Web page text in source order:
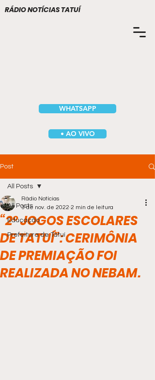
WHATSAPP
RÁDIO NOTÍCIAS TATUÍ
• AO VIVO
Post
All Posts
Educação
Prefeitura de Tatuí
All Posts
“2º JOGOS ESCOLARES
DE TATUÍ”: CERIMÔNIA
DE PREMIAÇÃO FOI
REALIZADA NO NEBAM.
Rádio Notícias
3 de nov. de 2022 2 min de leitura